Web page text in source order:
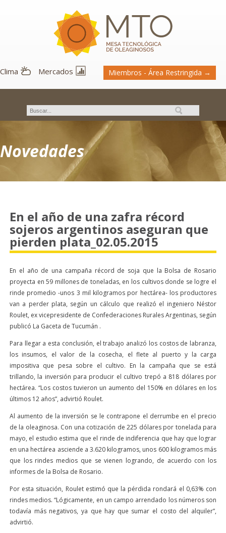
Clima Mercados Miembros - Área Restringida →
Novedades
En el año de una zafra récord
sojeros argentinos aseguran que
pierden plata_02.05.2015
En el año de una campaña récord de soja que la Bolsa de Rosario
proyecta en 59 millones de toneladas, en los cultivos donde se logre el
rinde promedio -unos 3 mil kilogramos por hectárea- los productores
van a perder plata, según un cálculo que realizó el ingeniero Néstor
Roulet, ex vicepresidente de Confederaciones Rurales Argentinas, según
publicó La Gaceta de Tucumán .
Para llegar a esta conclusión, el trabajo analizó los costos de labranza,
los insumos, el valor de la cosecha, el flete al puerto y la carga
impositiva que pesa sobre el cultivo. En la campaña que se está
trillando, la inversión para producir el cultivo trepó a 818 dólares por
hectárea. “Los costos tuvieron un aumento del 150% en dólares en los
últimos 12 años”, advirtió Roulet.
Al aumento de la inversión se le contrapone el derrumbe en el precio
de la oleaginosa. Con una cotización de 225 dólares por tonelada para
mayo, el estudio estima que el rinde de indiferencia que hay que lograr
en una hectárea asciende a 3.620 kilogramos, unos 600 kilogramos más
que los rindes medios que se vienen logrando, de acuerdo con los
informes de la Bolsa de Rosario.
Por esta situación, Roulet estimó que la pérdida rondará el 0,63% con
rindes medios. “Lógicamente, en un campo arrendado los números son
todavía más negativos, ya que hay que sumar el costo del alquiler”,
advirtió.